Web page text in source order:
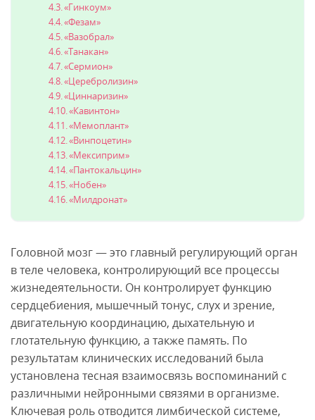
«Гинкоум»
«Фезам»
«Вазобрал»
«Танакан»
«Сермион»
«Церебролизин»
«Циннаризин»
«Кавинтон»
«Мемоплант»
«Винпоцетин»
«Мексиприм»
«Пантокальцин»
«Нобен»
«Милдронат»
Головной мозг — это главный регулирующий орган
в теле человека, контролирующий все процессы
жизнедеятельности. Он контролирует функцию
сердцебиения, мышечный тонус, слух и зрение,
двигательную координацию, дыхательную и
глотательную функцию, а также память. По
результатам клинических исследований была
установлена тесная взаимосвязь воспоминаний с
различными нейронными связями в организме.
Ключевая роль отводится лимбической системе,